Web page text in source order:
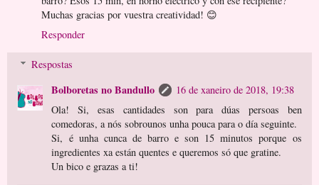
Muchas gracias por vuestra creatividad! 😊
Responder
Respostas
Bolboretas no Bandullo
16 de xaneiro de 2018, 19:38
Ola! Si, esas cantidades son para dúas persoas ben
comedoras, a nós sobrounos unha pouca para o día seguinte.
Si, é unha cunca de barro e son 15 minutos porque os
ingredientes xa están quentes e queremos só que gratine.
Un bico e grazas a ti!